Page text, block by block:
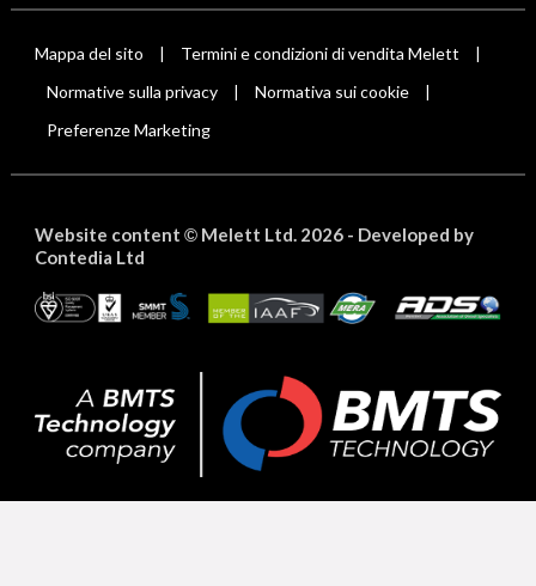
Mappa del sito | Termini e condizioni di vendita Melett |
Normative sulla privacy | Normativa sui cookie |
Preferenze Marketing
Website content ©Melett Ltd. 2026 - Developed by
Contedia Ltd